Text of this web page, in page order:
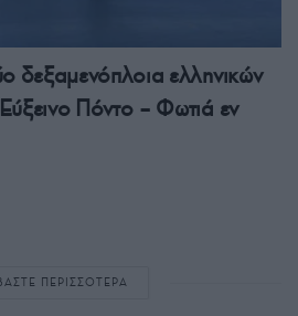
δεξαμενόπλοια ελληνικών
Πόντο – Φωτιά εν
ΠΕΡΙΣΣΟΤΕΡΑ